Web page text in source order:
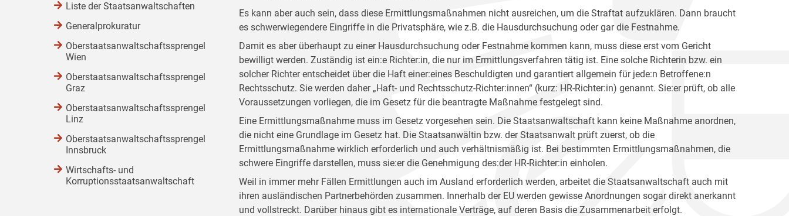
Es kann aber auch sein, dass diese Ermittlungsmaßnahmen nicht ausreichen, um die Straftat aufzuklären. Dann braucht
es schwerwiegendere Eingriffe in die Privatsphäre, wie z.B. die Hausdurchsuchung oder gar die Festnahme.
Damit es aber überhaupt zu einer Hausdurchsuchung oder Festnahme kommen kann, muss diese erst vom Gericht
bewilligt werden. Zuständig ist ein:e Richter:in, die nur im Ermittlungsverfahren tätig ist. Eine solche Richterin bzw. ein
solcher Richter entscheidet über die Haft einer:eines Beschuldigten und garantiert allgemein für jede:n Betroffene:n
Rechtsschutz. Sie werden daher „Haft- und Rechtsschutz-Richter:innen“ (kurz: HR-Richter:in) genannt. Sie:er prüft, ob alle
Voraussetzungen vorliegen, die im Gesetz für die beantragte Maßnahme festgelegt sind.
Eine Ermittlungsmaßnahme muss im Gesetz vorgesehen sein. Die Staatsanwaltschaft kann keine Maßnahme anordnen,
die nicht eine Grundlage im Gesetz hat. Die Staatsanwältin bzw. der Staatsanwalt prüft zuerst, ob die
Ermittlungsmaßnahme wirklich erforderlich und auch verhältnismäßig ist. Bei bestimmten Ermittlungsmaßnahmen, die
schwere Eingriffe darstellen, muss sie:er die Genehmigung des:der HR-Richter:in einholen.
Weil in immer mehr Fällen Ermittlungen auch im Ausland erforderlich werden, arbeitet die Staatsanwaltschaft auch mit
ihren ausländischen Partnerbehörden zusammen. Innerhalb der EU werden gewisse Anordnungen sogar direkt anerkannt
und vollstreckt. Darüber hinaus gibt es internationale Verträge, auf deren Basis die Zusammenarbeit erfolgt.
Liste der Staatsanwaltschaften
Generalprokuratur
Oberstaatsanwaltschaftssprengel
Wien
Oberstaatsanwaltschaftssprengel
Graz
Oberstaatsanwaltschaftssprengel
Linz
Oberstaatsanwaltschaftssprengel
Innsbruck
Wirtschafts- und
Korruptionsstaatsanwaltschaft